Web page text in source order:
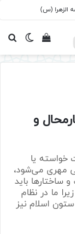
تغییرمشاهده
و
خواسته یا
مهری می‌شود،
ساختارها باید
ما در نظام
اسلام نیز